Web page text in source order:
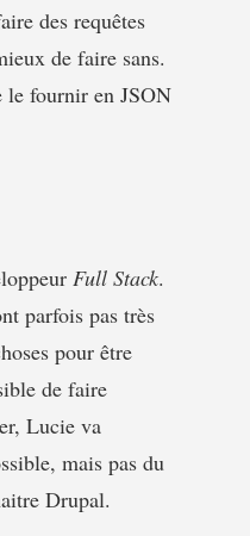
des requêtes
de faire sans.
le fournir en JSON
Full Stack.
parfois pas très
pour être
de faire
Lucie va
mais pas du
Drupal.